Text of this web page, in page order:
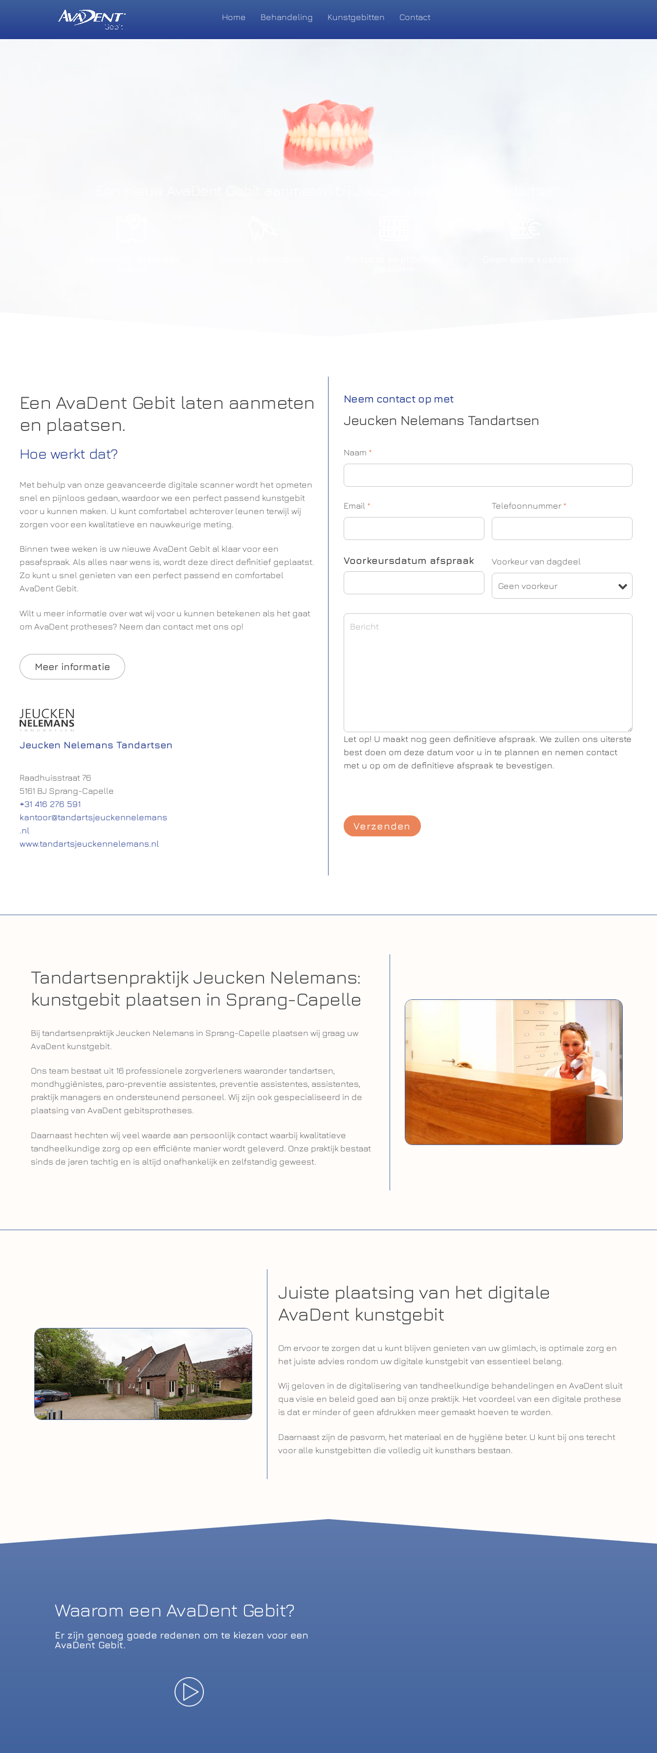
Home Behandeling Kunstgebitten Contact
Een AvaDent Gebit laten aanmeten
en plaatsen.
Hoe werkt dat?
Met behulp van onze geavanceerde digitale scanner wordt het opmeten
snel en pijnloos gedaan, waardoor we een perfect passend kunstgebit
voor u kunnen maken. U kunt comfortabel achterover leunen terwijl wij
zorgen voor een kwalitatieve en nauwkeurige meting.
Binnen twee weken is uw nieuwe AvaDent Gebit al klaar voor een
pasafspraak. Als alles naar wens is, wordt deze direct definitief geplaatst.
Zo kunt u snel genieten van een perfect passend en comfortabel
AvaDent Gebit.
Wilt u meer informatie over wat wij voor u kunnen betekenen als het gaat
om AvaDent protheses? Neem dan contact met ons op!
Meer informatie
Jeucken Nelemans Tandartsen
Raadhuisstraat 76
5161 BJ Sprang-Capelle
+31 416 276 591
kantoor@tandartsjeuckennelemans
.nl
www.tandartsjeuckennelemans.nl
Neem contact op met
Jeucken Nelemans Tandartsen
Naam *
Email * Telefoonnummer *
Voorkeursdatum afspraak Voorkeur van dagdeel
Let op! U maakt nog geen definitieve afspraak. We zullen ons uiterste
best doen om deze datum voor u in te plannen en nemen contact
met u op om de definitieve afspraak te bevestigen.
Tandartsenpraktijk Jeucken Nelemans:
kunstgebit plaatsen in Sprang-Capelle
Bij tandartsenpraktijk Jeucken Nelemans in Sprang-Capelle plaatsen wij graag uw
AvaDent kunstgebit.
Ons team bestaat uit 16 professionele zorgverleners waaronder tandartsen,
mondhygiënistes, paro-preventie assistentes, preventie assistentes, assistentes,
praktijk managers en ondersteunend personeel. Wij zijn ook gespecialiseerd in de
plaatsing van AvaDent gebitsprotheses.
Daarnaast hechten wij veel waarde aan persoonlijk contact waarbij kwalitatieve
tandheelkundige zorg op een efficiënte manier wordt geleverd. Onze praktijk bestaat
sinds de jaren tachtig en is altijd onafhankelijk en zelfstandig geweest.
Juiste plaatsing van het digitale
AvaDent kunstgebit
Om ervoor te zorgen dat u kunt blijven genieten van uw glimlach, is optimale zorg en
het juiste advies rondom uw digitale kunstgebit van essentieel belang.
Wij geloven in de digitalisering van tandheelkundige behandelingen en AvaDent sluit
qua visie en beleid goed aan bij onze praktijk. Het voordeel van een digitale prothese
is dat er minder of geen afdrukken meer gemaakt hoeven te worden.
Daarnaast zijn de pasvorm, het materiaal en de hygiëne beter. U kunt bij ons terecht
voor alle kunstgebitten die volledig uit kunsthars bestaan.
Waarom een AvaDent Gebit?
Er zijn genoeg goede redenen om te kiezen voor een
AvaDent Gebit.